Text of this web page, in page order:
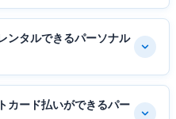
ンタルできるパーソナル
カード払いができるパー